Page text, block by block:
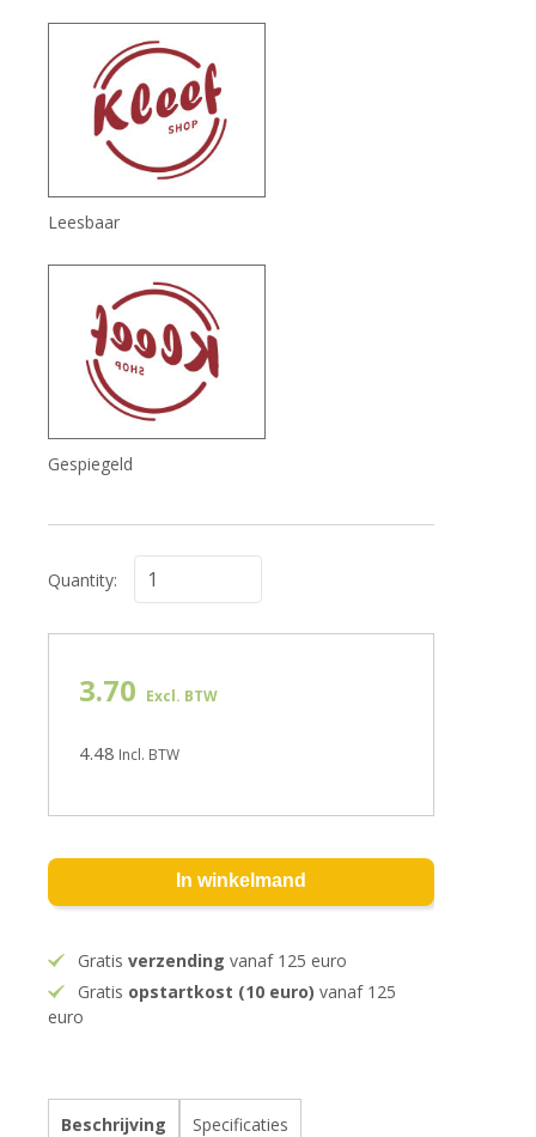
Leesbaar
Gespiegeld
Quantity:
3.70 Excl. BTW
4.48 Incl. BTW
In winkelmand
Gratisverzending vanaf 125 euro
Gratis opstartkost (10 euro) vanaf 125
euro
Beschrijving Specificaties